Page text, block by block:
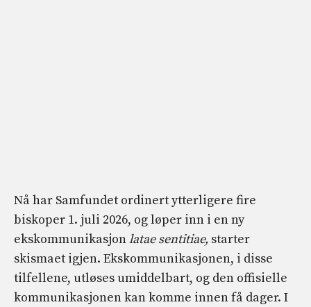
Nå har Samfundet ordinert ytterligere fire
biskoper 1. juli 2026, og løper inn i en ny
ekskommunikasjonlatae sentitiae, starter
skismaet igjen. Ekskommunikasjonen, i disse
tilfellene, utløses umiddelbart, og den offisielle
kommunikasjonen kan komme innen få dager. I